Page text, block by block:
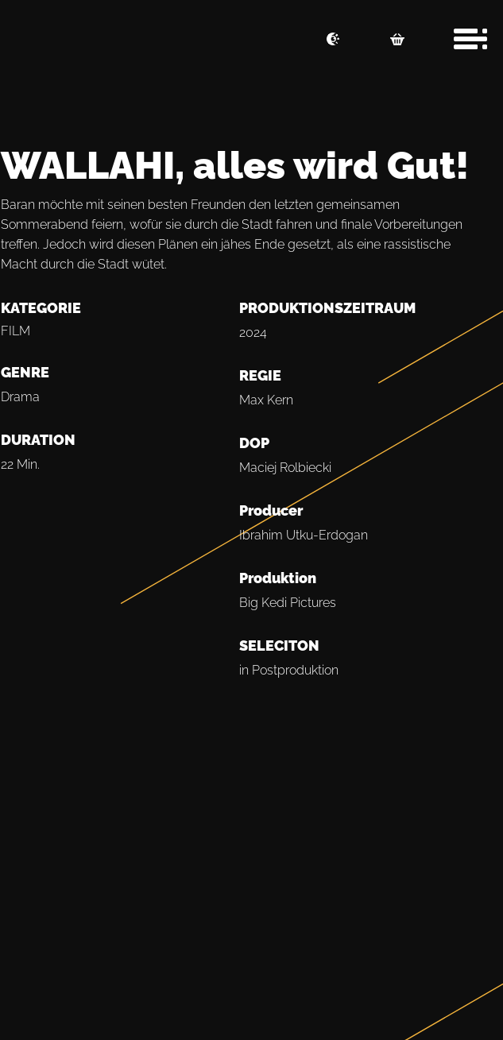
WALLAHI, alles wird Gut!
Baran möchte mit seinen besten Freunden den letzten gemeinsamen
Sommerabend feiern, wofür sie durch die Stadt fahren und finale Vorbereitungen
treffen. Jedoch wird diesen Plänen ein jähes Ende gesetzt, als eine rassistische
Macht durch die Stadt wütet.
KATEGORIE
FILM
GENRE
Drama
DURATION
22 Min.
PRODUKTIONSZEITRAUM
2024
REGIE
Max Kern
DOP
Maciej Rolbiecki
Producer
Ibrahim Utku-Erdogan
Produktion
Big Kedi Pictures
SELECITON
in Postproduktion